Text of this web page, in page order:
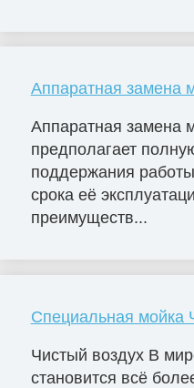
Аппаратная замена
Аппаратная замена
предполагает
поддержания
срока её
преимуществ...
Специальная мойка
Чистый воздух В
становится всё